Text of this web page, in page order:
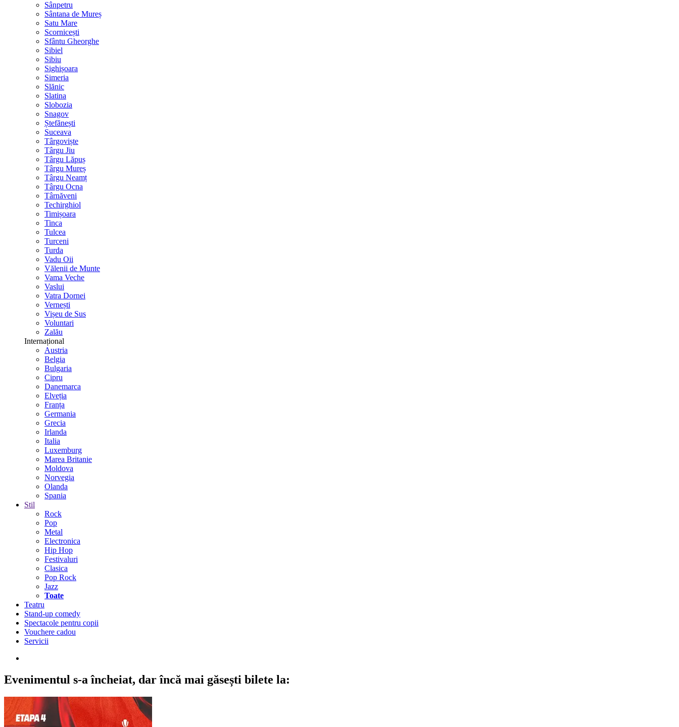
Sânpetru
Sântana de Mureș
Satu Mare
Scornicești
Sfântu Gheorghe
Sibiel
Sibiu
Sighișoara
Simeria
Slănic
Slatina
Slobozia
Snagov
Ștefănești
Suceava
Târgoviște
Târgu Jiu
Târgu Lăpuș
Târgu Mureș
Târgu Neamț
Târgu Ocna
Târnăveni
Techirghiol
Timișoara
Tinca
Tulcea
Turceni
Turda
Vadu Oii
Vălenii de Munte
Vama Veche
Vaslui
Vatra Dornei
Vernești
Vișeu de Sus
Voluntari
Zalău
Internațional
Austria
Belgia
Bulgaria
Cipru
Danemarca
Elveția
Franța
Germania
Grecia
Irlanda
Italia
Luxemburg
Marea Britanie
Moldova
Norvegia
Olanda
Spania
Stil
Rock
Pop
Metal
Electronica
Hip Hop
Festivaluri
Clasica
Pop Rock
Jazz
Toate
Teatru
Stand-up comedy
Spectacole pentru copii
Vouchere cadou
Servicii
Evenimentul s-a încheiat, dar încă mai găsești bilete la: